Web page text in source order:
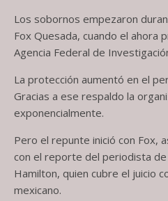
Los sobornos empezaron
Fox Quesada, cuando el ahora
Agencia Federal de
La protección aumentó en el
Gracias a ese respaldo la
exponencialmente.
Pero el repunte inició con Fox,
con el reporte del periodista de
Hamilton, quien cubre el juicio
mexicano.